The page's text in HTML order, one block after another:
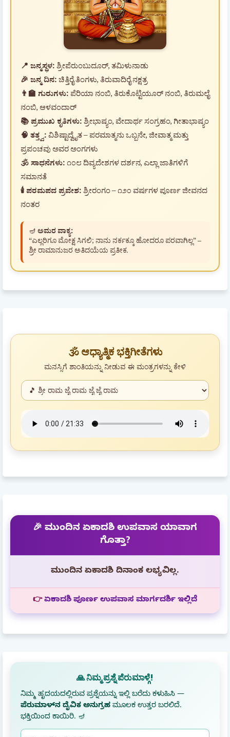
📍 ಜನ್ಮಸ್ಥಳ:ಶ್ರೀಪೆರುಂಬುದೂರ್, ತಮಿಳುನಾಡು
🎉 ಜನ್ಮ ದಿನ:ಚಿತ್ತಿರೈ ತಿಂಗಳು, ತಿರುವಾದಿರೈ ನಕ್ಷತ್ರ
👨‍🏫 ಗುರುಗಳು:ಪೆರಿಯಾ ನಂಬಿ, ತಿರುಕೊಟ್ಟಿಯೂರ್ ನಂಬಿ, ತಿರುಮಲೈ
ನಂಬಿ, ಆಳವಂದಾರ್
📚 ಪ್ರಮುಖ ಕೃತಿಗಳು:ಶ್ರೀಭಾಷ್ಯಂ, ವೇದಾರ್ಥ ಸಂಗ್ರಹಂ, ಗೀತಾಭಾಷ್ಯಂ
🧠 ತತ್ತ್ವ:ವಿಶಿಷ್ಟಾದ್ವೈತ – ಪರಮಾತ್ಮನು ಒಬ್ಬನೇ, ಜೀವಾತ್ಮ ಮತ್ತು
ಪ್ರಪಂಚವು ಅವರ ಅಂಗಗಳು
🕉️ ಸಾಧನೆಗಳು:೧೦೮ ದಿವ್ಯದೇಶಗಳ ದರ್ಶನ, ಎಲ್ಲಾ ಜಾತಿಗಳಿಗೆ
ಸಮಾನತೆ
🕯️ ಪರಮಪದ ಪ್ರವೇಶ:ಶ್ರೀರಂಗಂ – ೧೨೦ ವರ್ಷಗಳ ಪೂರ್ಣ ಜೀವನದ
ನಂತರ
🪔ಅಮರ ವಾಕ್ಯ:
“ಎಲ್ಲರಿಗೂ ಮೋಕ್ಷ ಸಿಗಲಿ; ನಾನು ನರ್ಕಕ್ಕೂ ಹೋದರೂ ಪರವಾಗಿಲ್ಲ” –
ಶ್ರೀ ರಾಮಾನುಜರ ಅತಿದಯೆಯ ಪ್ರತೀಕ.
🕉️ ಆಧ್ಯಾತ್ಮಿಕ ಭಕ್ತಿಗೀತೆಗಳು
ಮನಸ್ಸಿಗೆ ಶಾಂತಿಯನ್ನು ನೀಡುವ ಈ ಮಂತ್ರಗಳನ್ನು ಕೇಳಿ
🎉 ಮುಂದಿನ ಏಕಾದಶಿ ಉಪವಾಸ ಯಾವಾಗ
ಗೊತ್ತಾ?
ಮುಂದಿನ ಏಕಾದಶಿ ದಿನಾಂಕ ಲಭ್ಯವಿಲ್ಲ.
👉ಏಕಾದಶಿ ಪೂರ್ಣ ಉಪವಾಸ ಮಾರ್ಗದರ್ಶಿ ಇಲ್ಲಿದೆ
🙏 ನಿಮ್ಮ ಪ್ರಶ್ನೆ ಪೆರುಮಾಳ್ಗೆ!
ನಿಮ್ಮ ಹೃದಯದಲ್ಲಿರುವ ಪ್ರಶ್ನೆಯನ್ನು ಇಲ್ಲಿ ಬರೆದು ಕಳುಹಿಸಿ —
ಪೆರುಮಾಳ್‌ನ ದೈವಿಕ ಅನುಗ್ರಹ ಮೂಲಕ ಉತ್ತರ ಬರಲಿದೆ.
ಭಕ್ತಿಯಿಂದ ಕಾಯಿರಿ. 🪔